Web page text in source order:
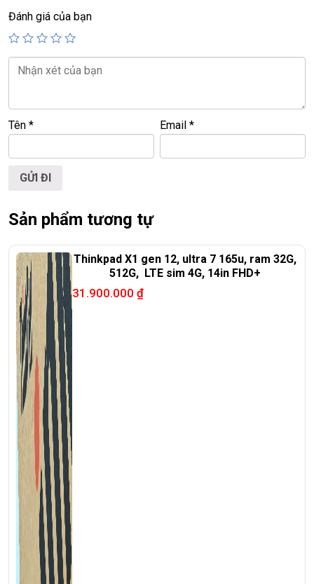
13.9tr
💻LAPTOP TRIỀU PHÁT • UY TÍN • CHẤT LƯỢNG • GIÁ
📞Hotline / Zalo:0939.008.008 – 0938.078.389
📍Địa chỉ:60/26 Đồng Đen, P. Tân Bình, TP.HCM
🌐Website: https://laptoptrieuphat.com
Đánh giá của bạn
Tên * Email*
Sản phẩm tương tự
Thinkpad X1 gen 12, ultra 7 165u, ram 32G,
512G, LTE sim 4G, 14in FHD+
31.900.000 ₫